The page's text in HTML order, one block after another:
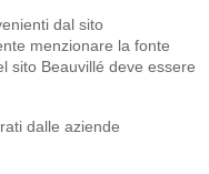
dal sito
menzionare la fonte
sito Beauvillé deve essere
dalle aziende